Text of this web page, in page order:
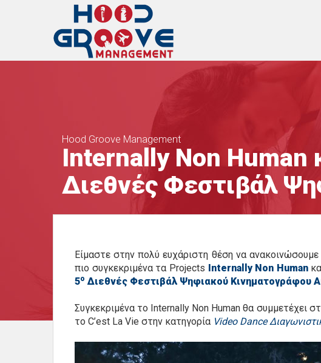
Hood Groove Management
Internally Non Human
Διεθνές Φεστιβάλ
Είμαστε στην πολύ ευχάριστη θέση να
πιο συγκεκριμένα τα Projects Internally Non Human
5ο Διεθνές Φεστιβάλ Ψηφιακού Κινηματογράφου
Συγκεκριμένα το Internally Non Human θα συμμετέχει
το C’est La Vie στην κατηγορία Video Dance